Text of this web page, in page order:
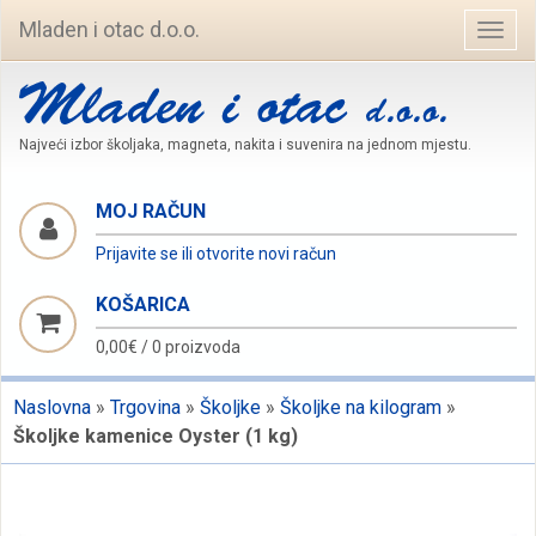
Mladen i otac d.o.o.
Najveći izbor školjaka, magneta, nakita i suvenira na jednom mjestu.
MOJ RAČUN
Prijavite se ili otvorite novi račun
KOŠARICA
0,00€ /0 proizvoda
Naslovna » Trgovina » Školjke » Školjke na kilogram »
Školjke kamenice Oyster (1 kg)